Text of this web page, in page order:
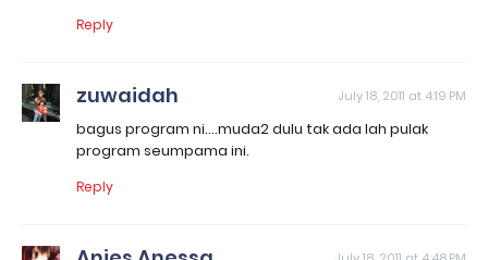
Reply
zuwaidah July 18, 2011 at 4:19 PM
bagus program ni....muda2 dulu tak ada lah pulak
program seumpama ini.
Reply